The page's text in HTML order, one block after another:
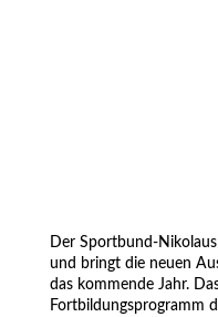
Der Sportbund-
und bringt die neuen
das kommende Jahr.
Fortbildungsprogramm